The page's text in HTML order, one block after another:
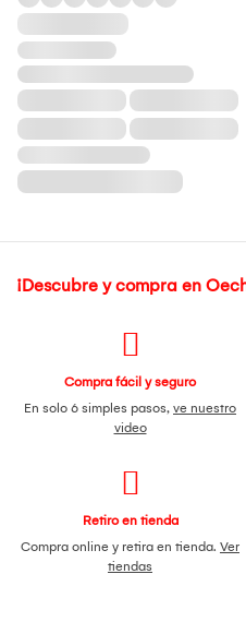
¡Descubre y compra en
Compra fácil y seguro
En solo 6 simples pasos, ve nuestro
video
Retiro en tienda
Compra online y retira en tienda. Ver
tiendas